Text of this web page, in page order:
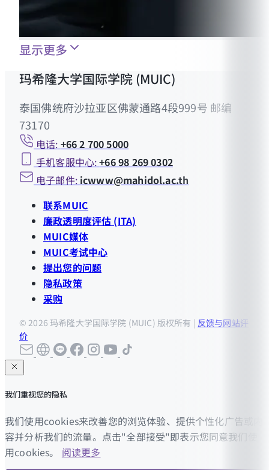
显示更多
玛希隆大学国际学院 (MUIC)
泰国佛统府沙拉亚区佛蒙通路4段999号 邮编
73170
电话: +66 2 700 5000
手机客服中心:+66 98 269 0302
电子邮件: icwww@mahidol.ac.th
联系MUIC
廉政透明度评估 (ITA)
MUIC媒体
MUIC考试中心
提出您的问题
隐私政策
采购
© 2026 玛希隆大学国际学院 (MUIC) 版权所有 | 反馈与网站评
价
我们重视您的隐私
我们使用cookies来改善您的浏览体验、提供个性化广告或内
容并分析我们的流量。点击"全部接受"即表示您同意我们使
用cookies。 阅读更多